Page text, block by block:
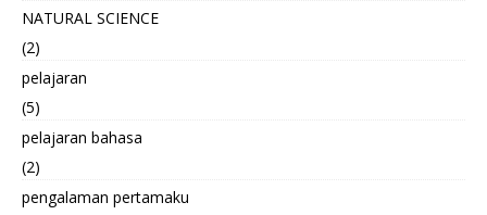
NATURAL SCIENCE
(2)
pelajaran
(5)
pelajaran bahasa
(2)
pengalaman pertamaku